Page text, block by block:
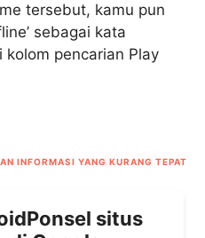
tersebut, kamu pun
sebagai kata
pencarian Play
INFORMASI YANG KURANG TEPAT
situs